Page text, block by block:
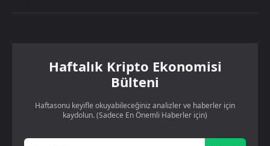
Haftalık Kripto Ekonomisi
Bülteni
Haftasonu keyifle okuyabileceğiniz analizler ve haberler için
kaydolun. (Sadece En Önemli Haberler için)